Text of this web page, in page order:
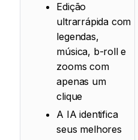
Edição
ultrarrápida com
legendas,
música, b-roll e
zooms com
apenas um
clique
A IA identifica
seus melhores